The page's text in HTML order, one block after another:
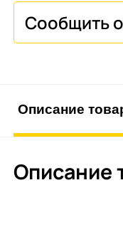
Описание
Описание